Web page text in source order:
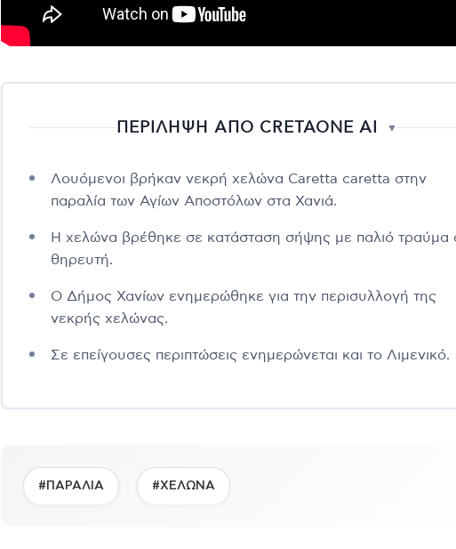
ΠΕΡΙΛΗΨΗ ΑΠΟ CRETAONE AI ▼
Λουόμενοι βρήκαν νεκρή χελώνα Caretta caretta στην
παραλία των Αγίων Αποστόλων στα Χανιά.
Η χελώνα βρέθηκε σε κατάσταση σήψης με παλιό τραύμα
θηρευτή.
Ο Δήμος Χανίων ενημερώθηκε για την περισυλλογή της
νεκρής χελώνας.
Σε επείγουσες περιπτώσεις ενημερώνεται και το Λιμενικό.
#ΠΑΡΑΛΙΑ #ΧΕΛΩΝΑ